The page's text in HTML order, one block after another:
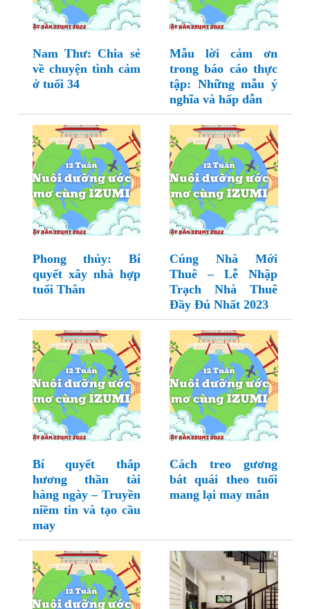
Nam Thư: Chia sẻ
về chuyện tình cảm
ở tuổi 34
Mẫu lời cảm ơn
trong báo cáo thực
tập: Những mẫu ý
nghĩa và hấp dẫn
Phong thủy: Bí
quyết xây nhà hợp
tuổi Thân
Cúng Nhà Mới
Thuê – Lễ Nhập
Trạch Nhà Thuê
Đầy Đủ Nhất 2023
Bí quyết thắp
hương thần tài
hàng ngày – Truyền
niềm tin và tạo cầu
may
Cách treo gương
bát quái theo tuổi
mang lại may mắn